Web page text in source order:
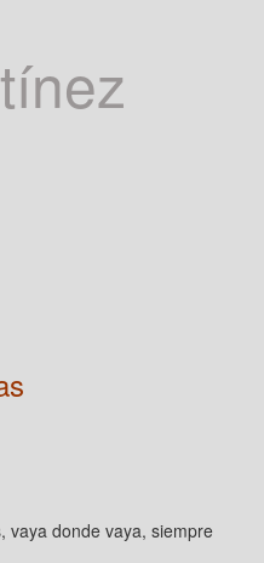
vaya donde vaya, siempre